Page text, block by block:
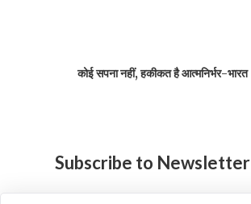
कोई सपना नहीं, हकीकत है आत्मनिर्भर-भारत
Subscribe to Newsletter